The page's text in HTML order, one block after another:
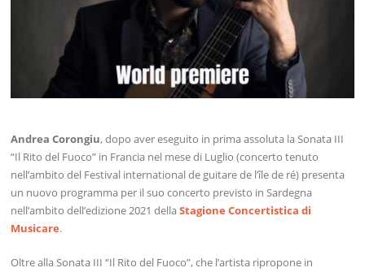
Andrea Corongiu, dopo aver eseguito in prima assoluta la Sonata III
“Il Rito del Fuoco” in Francia nel mese di Luglio (concerto tenuto
nell’ambito del Festival international de guitare de l’île de ré) presenta
un nuovo programma per il suo concerto previsto in Sardegna
nell’ambito dell’edizione 2021 dellaStagione Concertistica di
Musicare.
Oltre alla Sonata III “Il Rito del Fuoco”, che l’artista ripropone in